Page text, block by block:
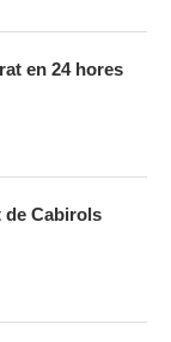
en 24 hores
de Cabirols